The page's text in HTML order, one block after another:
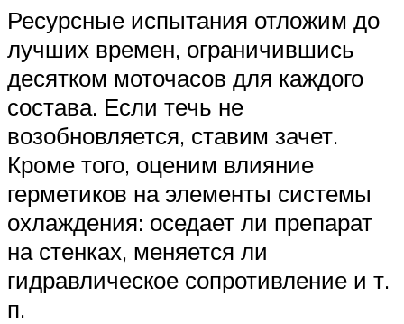
Ресурсные испытания отложим до
лучших времен, ограничившись
десятком моточасов для каждого
состава. Если течь не
возобновляется, ставим зачет.
Кроме того, оценим влияние
герметиков на элементы системы
охлаждения: оседает ли препарат
на стенках, меняется ли
гидравлическое сопротивление и т.
п.